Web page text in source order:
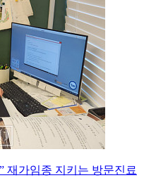
재가임종 지키는 방문진료